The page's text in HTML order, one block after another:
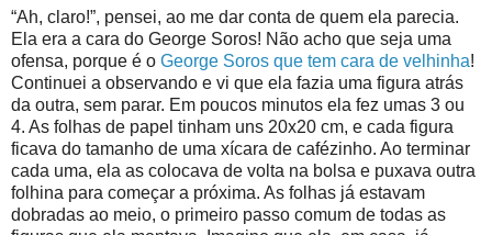
“Ah, claro!”, pensei, ao me dar conta de quem ela parecia.
Ela era a cara do George Soros! Não acho que seja uma
ofensa, porque é o George Soros que tem cara de velhinha!
Continuei a observando e vi que ela fazia uma figura atrás
da outra, sem parar. Em poucos minutos ela fez umas 3 ou
4. As folhas de papel tinham uns 20x20 cm, e cada figura
ficava do tamanho de uma xícara de cafézinho. Ao terminar
cada uma, ela as colocava de volta na bolsa e puxava outra
folhina para começar a próxima. As folhas já estavam
dobradas ao meio, o primeiro passo comum de todas as